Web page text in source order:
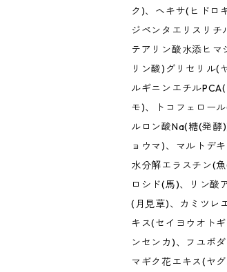
ク)、ヘキサ(ヒドロ
ジペンタエリスリ
テアリン酸水添ヒ
リン酸)グリセリル(
ルギニンエチル
モ)、トコフェロー
ルロン酸Na(糖(発酵
ョウマ)、マルトデ
水分解エラスチン(
ロシド(馬)、リン酸
(月見草)、カミツレ
キス(セイヨウオト
ンセンカ)、フユボ
マギク花エキス(ヤ